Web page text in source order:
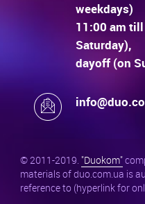
weekdays)
11:00 am
Saturday),
dayoff (on
© 2011-2019. "Duokom"
materials of duo.com.ua is
reference to (hyperlink for